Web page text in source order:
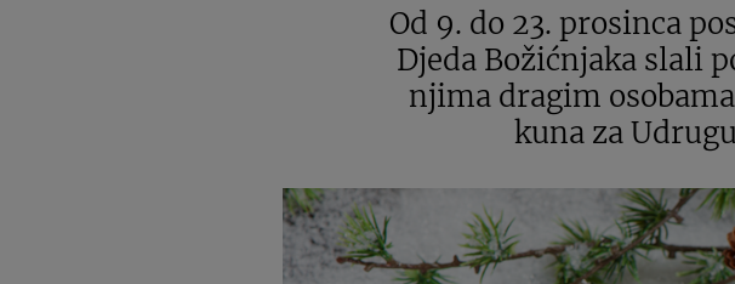
Od 9. do 23. prosinca
Djeda Božićnjaka slali
njima dragim
kuna za